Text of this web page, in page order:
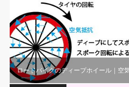
ロードバイクのディープホイール｜空